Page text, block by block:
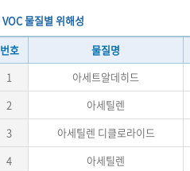
VOC 물질별 위해성
번호
물질명
1
아세트알데히드
2
아세틸렌
3
아세틸렌 디클로라이드
4
아세틸렌